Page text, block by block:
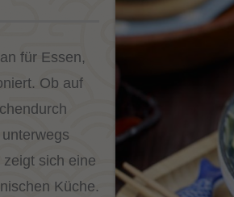
für Essen,
Ob auf
sich eine
Küche.